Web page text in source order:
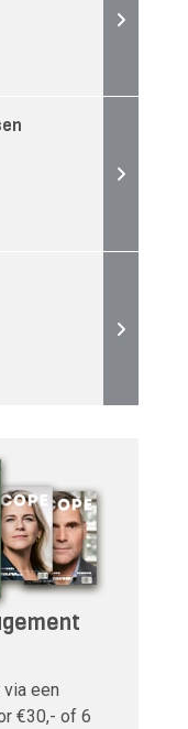
een
€30,- of 6